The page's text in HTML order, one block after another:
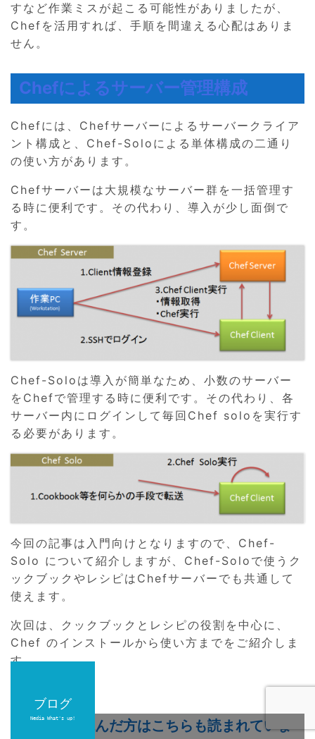
ブログ
Nedia What's up!
すなど作業ミスが起こる可能性がありましたが、
Chefを活用すれば、手順を間違える心配はありま
せん。
Chefによるサーバー管理構成
Chefには、Chefサーバーによるサーバークライア
ント構成と、Chef-Soloによる単体構成の二通り
の使い方があります。
Chefサーバーは大規模なサーバー群を一括管理す
る時に便利です。その代わり、導入が少し面倒で
す。
Chef-Soloは導入が簡単なため、小数のサーバー
をChefで管理する時に便利です。その代わり、各
サーバー内にログインして毎回Chef soloを実行す
る必要があります。
今回の記事は入門向けとなりますので、Chef-
Solo について紹介しますが、Chef-Soloで使うク
ックブックやレシピはChefサーバーでも共通して
使えます。
次回は、クックブックとレシピの役割を中心に、
Chef のインストールから使い方までをご紹介しま
す。
F
a
T
w
n
この記事を読んだ方はこちらも読まれていま
ブログ
Nedia What's up!
ブログ
Nedia What's up!